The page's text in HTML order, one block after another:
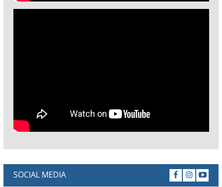
SOCIAL MEDIA